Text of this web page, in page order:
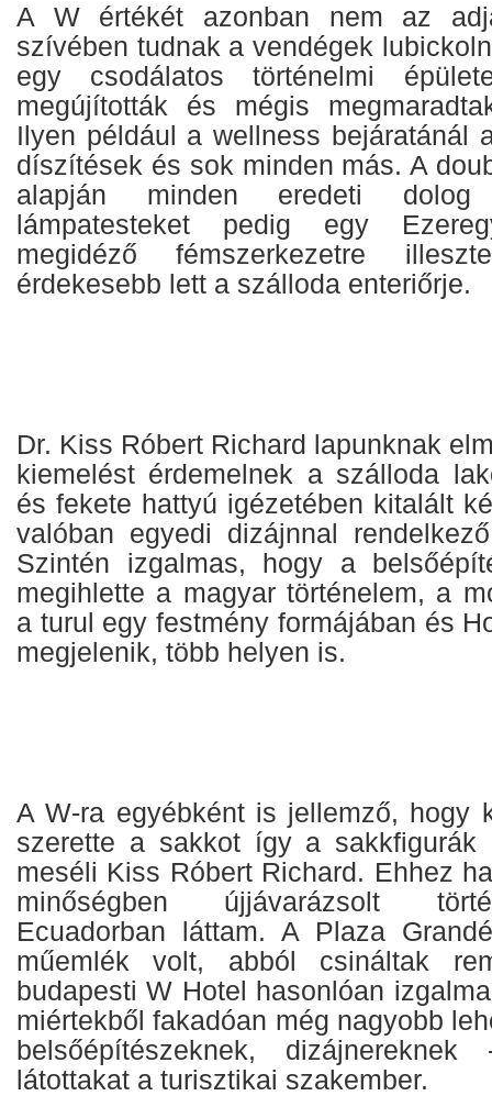
A W értékét azonban nem az
szívében tudnak a vendégek
egy csodálatos történelmi
megújították és mégis
Ilyen például a wellness bejáratánál
díszítések és sok minden más. A
alapján minden eredeti dolog
lámpatesteket pedig egy
megidéző fémszerkezetre
érdekesebb lett a szálloda enteriőrje.
Dr. Kiss Róbert Richard lapunknak
kiemelést érdemelnek a szálloda
és fekete hattyú igézetében kitalált
valóban egyedi dizájnnal
Szintén izgalmas, hogy a
megihlette a magyar történelem, a
a turul egy festmény formájában és
megjelenik, több helyen is.
A W-ra egyébként is jellemző, hogy
szerette a sakkot így a sakkfigurák
meséli Kiss Róbert Richard. Ehhez
minőségben újjávarázsolt
Ecuadorban láttam. A Plaza
műemlék volt, abból csináltak
budapesti W Hotel hasonlóan
miértekből fakadóan még nagyobb
belsőépítészeknek,
látottakat a turisztikai szakember.